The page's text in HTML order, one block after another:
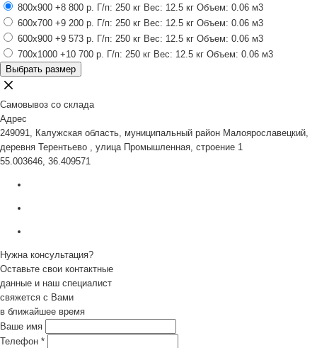
800x900 +8 800 р. Г/п: 250 кг Вес: 12.5 кг Объем: 0.06 м3
600x700 +9 200 р. Г/п: 250 кг Вес: 12.5 кг Объем: 0.06 м3
600x900 +9 573 р. Г/п: 250 кг Вес: 12.5 кг Объем: 0.06 м3
700x1000 +10 700 р. Г/п: 250 кг Вес: 12.5 кг Объем: 0.06 м3
Выбрать размер
Самовывоз со склада
Адрес
249091, Калужская область, муниципальный район Малоярославецкий,
деревня Терентьево , улица Промышленная, строение 1
55.003646, 36.409571
Нужна консультация?
Оставьте свои контактные
данные и наш специалист
свяжется с Вами
в ближайшее время
Ваше имя
Телефон *